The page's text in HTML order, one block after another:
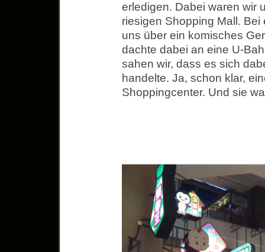
erledigen. Dabei waren wir
riesigen Shopping Mall. Bei
uns über ein komisches
dachte dabei an eine U-
sahen wir, dass es sich
handelte. Ja, schon klar,
Shoppingcenter. Und sie